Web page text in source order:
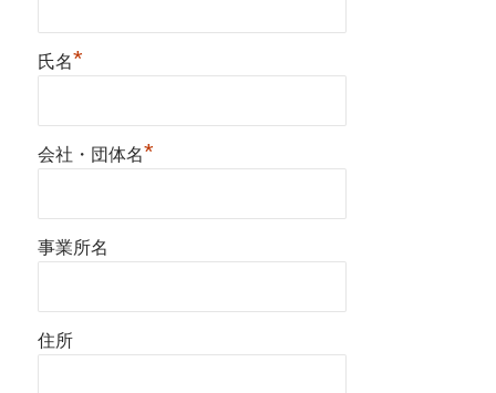
氏名*
会社・団体名*
事業所名
住所